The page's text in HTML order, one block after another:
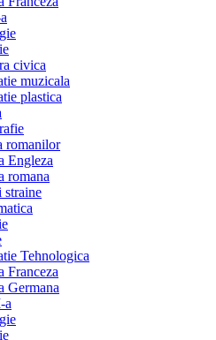
civica
muzicala
plastica
romanilor
Engleza
romana
Tehnologica
Franceza
Germana
a